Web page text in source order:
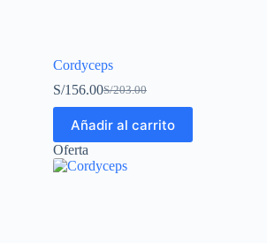
Cordyceps
S/203.00
S/156.00
Añadir al carrito
Oferta